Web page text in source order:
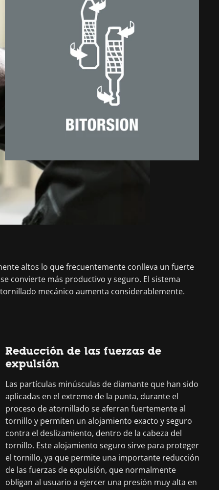
altos lo que frecuentemente conlleva un fuerte
convierte más productivo y seguro. El sistema
mecánico aumenta considerablemente.
Reducción de las fuerzas de
expulsión
Las partículas minúsculas de diamante que han sido
aplicadas en el extremo de la punta, durante el
proceso de atornillado se aferran fuertemente al
tornillo y permiten un alojamiento exacto y seguro
contra el deslizamiento, dentro de la cabeza del
tornillo. Este alojamiento seguro sirve para proteger
el tornillo, ya que permite una importante reducción
de las fuerzas de expulsión, que normalmente
obligan al usuario a ejercer una presión muy alta en